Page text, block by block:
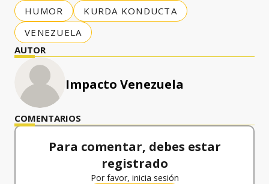
HUMOR
KURDA KONDUCTA
VENEZUELA
AUTOR
Impacto Venezuela
COMENTARIOS
Para comentar, debes estar
registrado
Por favor, inicia sesión